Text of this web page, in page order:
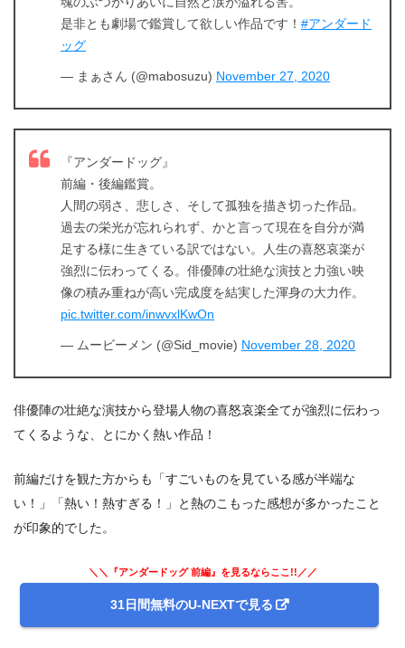
U-NEXT
＼＼31日間無料!!お試し解約もOK／／
今すぐ無料でU-NEXTで見る
是非とも劇場で鑑賞して欲しい作品です！ #アンダード
ッグ
— まぁさん (@mabosuzu) November 27, 2020
『アンダードッグ』
前編・後編鑑賞。
人間の弱さ、悲しさ、そして孤独を描き切った作品。
過去の栄光が忘れられず、かと言って現在を自分が満
足する様に生きている訳ではない。人生の喜怒哀楽が
強烈に伝わってくる。俳優陣の壮絶な演技と力強い映
像の積み重ねが高い完成度を結実した渾身の大力作。
pic.twitter.com/inwvxlKwOn
— ムービーメン (@Sid_movie) November 28, 2020
俳優陣の壮絶な演技から登場人物の喜怒哀楽全てが強烈に伝わっ
てくるような、とにかく熱い作品！
前編だけを観た方からも「すごいものを見ている感が半端な
い！」「熱い！熱すぎる！」と熱のこもった感想が多かったこと
が印象的でした。
＼＼『アンダードッグ 前編』を見るならここ!!／／
31日間無料のU-NEXTで見る